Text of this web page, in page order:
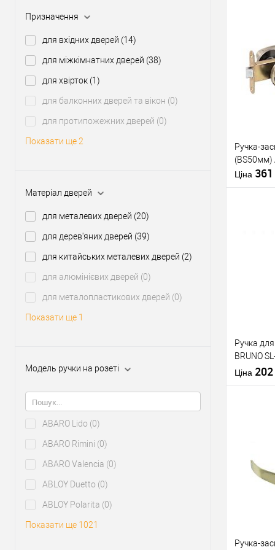
Призначення
для вхідних дверей (14)
для міжкімнатних дверей (38)
для хвірток (1)
для балконних дверей та вікон (0)
для протипожежних дверей (0)
Показати ще 2
Матеріал дверей
для металевих дверей (20)
для дерев'яних дверей (39)
для китайських металевих дверей (2)
для алюмінієвих дверей (0)
для металопластикових дверей (0)
Показати ще 1
Модель ручки на розеті
ABARO Lido (0)
ABARO Rimini (0)
ABARO Valencia (0)
ABLOY Duetto (0)
ABLOY Polarita (0)
Показати ще 1021
Купити
У
Тип товару
Країна
Ручка-
(BS50мм)
Ціна 361
Матеріал
Країна
Тип
Ручка
BRUNO
латунь
Ціна 202
У
Ручка-